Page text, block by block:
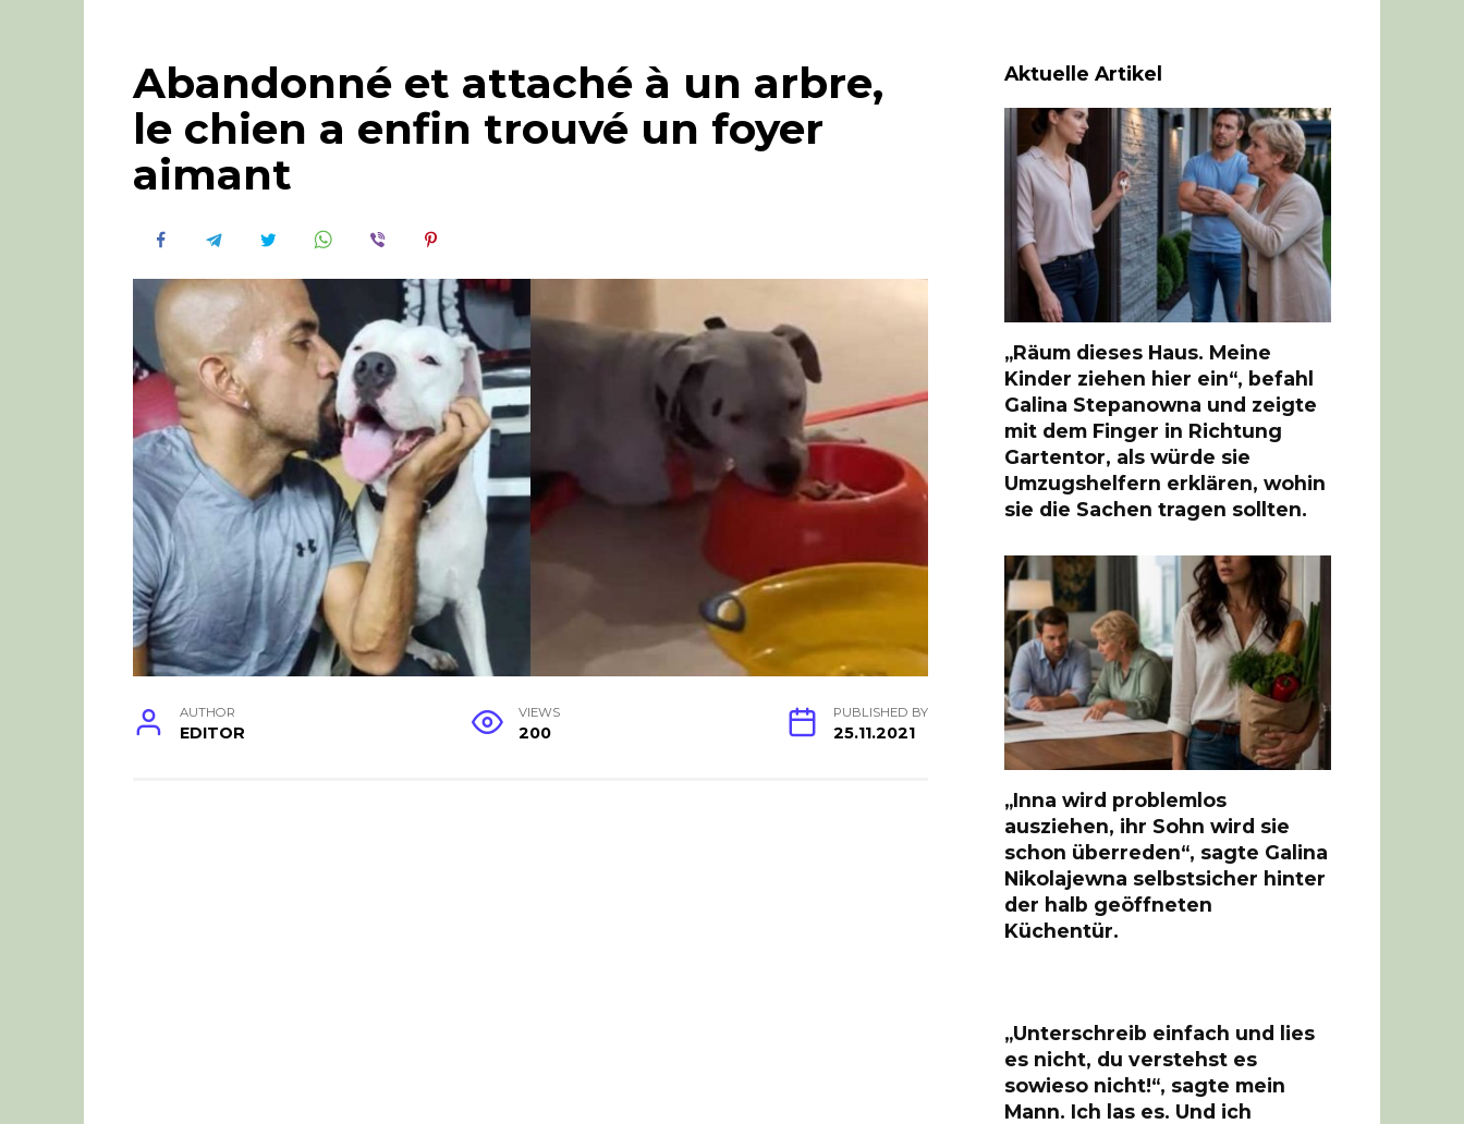
Abandonné et attaché à un arbre,
le chien a enfin trouvé un foyer
aimant
AUTHOR
EDITOR
VIEWS
200
PUBLISHED BY
25.11.2021
Aktuelle Artikel
„Räum dieses Haus. Meine
Kinder ziehen hier ein“, befahl
Galina Stepanowna und zeigte
mit dem Finger in Richtung
Gartentor, als würde sie
Umzugshelfern erklären, wohin
sie die Sachen tragen sollten.
„Inna wird problemlos
ausziehen, ihr Sohn wird sie
schon überreden“, sagte Galina
Nikolajewna selbstsicher hinter
der halb geöffneten
Küchentür.
„Unterschreib einfach und lies
es nicht, du verstehst es
sowieso nicht!“, sagte mein
Mann. Ich las es. Und ich